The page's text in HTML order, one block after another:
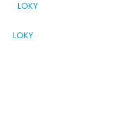
LOKY